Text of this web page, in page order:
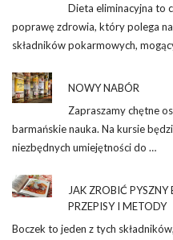
Dieta eliminacyjna to
poprawę zdrowia, który polega
składników pokarmowych,
NOWY NABÓR
Zapraszamy chętne
barmańskie nauka. Na kursie
niezbędnych umiejętności do …
JAK ZROBIĆ
PRZEPISY I METODY
Boczek to jeden z tych